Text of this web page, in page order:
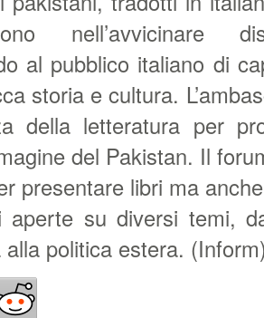
nell’avvicinare
al pubblico italiano di
storia e cultura.
della letteratura per
del Pakistan. Il
presentare libri ma
aperte su diversi temi,
politica estera.